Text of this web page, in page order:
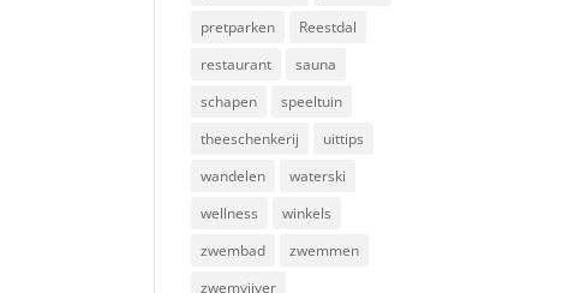
pretparken
Reestdal
restaurant
sauna
schapen
speeltuin
theeschenkerij
uittips
wandelen
waterski
wellness
winkels
zwembad
zwemmen
zwemvijver